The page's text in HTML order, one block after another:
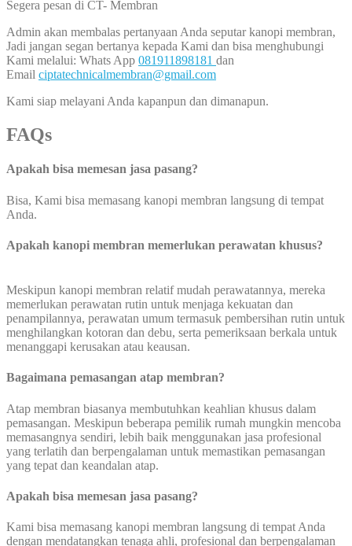
Segera pesan di CT- Membran
Admin akan membalas pertanyaan Anda seputar kanopi membran,
Jadi jangan segan bertanya kepada Kami dan bisa menghubungi
Kami melalui: Whats App 081911898181 dan
Email ciptatechnicalmembran@gmail.com
Kami siap melayani Anda kapanpun dan dimanapun.
FAQs
Apakah bisa memesan jasa pasang?
Bisa, Kami bisa memasang kanopi membran langsung di tempat
Anda.
Apakah kanopi membran memerlukan perawatan khusus?
Meskipun kanopi membran relatif mudah perawatannya, mereka
memerlukan perawatan rutin untuk menjaga kekuatan dan
penampilannya, perawatan umum termasuk pembersihan rutin untuk
menghilangkan kotoran dan debu, serta pemeriksaan berkala untuk
menanggapi kerusakan atau keausan.
Bagaimana pemasangan atap membran?
Atap membran biasanya membutuhkan keahlian khusus dalam
pemasangan. Meskipun beberapa pemilik rumah mungkin mencoba
memasangnya sendiri, lebih baik menggunakan jasa profesional
yang terlatih dan berpengalaman untuk memastikan pemasangan
yang tepat dan keandalan atap.
Apakah bisa memesan jasa pasang?
Kami bisa memasang kanopi membran langsung di tempat Anda
dengan mendatangkan tenaga ahli, profesional dan berpengalaman